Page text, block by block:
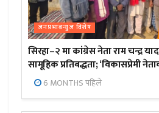
जनप्रभाबन्युज विशेष
सिरहा–२ मा कांग्रेस नेता राम चन्द्र
सामूहिक प्रतिबद्धता; ‘विकासप्रेमी
6 MONTHS पहिले